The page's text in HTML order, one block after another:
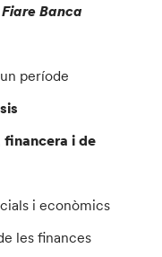
Banca
període
i de
i econòmics
les finances